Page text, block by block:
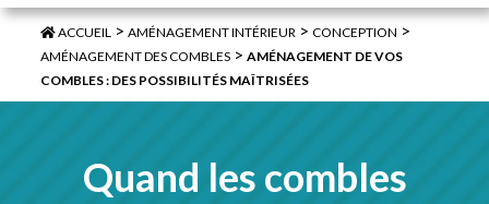
ACCUEIL >AMÉNAGEMENT INTÉRIEUR >CONCEPTION >
AMÉNAGEMENT DES COMBLES >AMÉNAGEMENT DE VOS
COMBLES : DES POSSIBILITÉS MAÎTRISÉES
Quand les combles